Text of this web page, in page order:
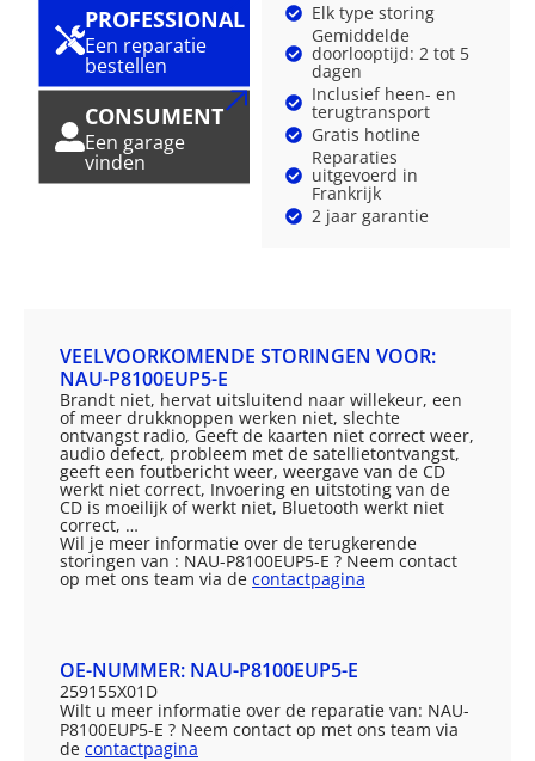
PROFESSIONAL
Een reparatie
bestellen
CONSUMENT
Een garage
vinden
Elk type storing
Gemiddelde
doorlooptijd: 2 tot 5
dagen
Inclusief heen- en
terugtransport
Gratis hotline
Reparaties
uitgevoerd in
Frankrijk
2 jaar garantie
VEELVOORKOMENDE STORINGEN VOOR:
NAU-P8100EUP5-E
Brandt niet, hervat uitsluitend naar willekeur, een
of meer drukknoppen werken niet, slechte
ontvangst radio, Geeft de kaarten niet correct weer,
audio defect, probleem met de satellietontvangst,
geeft een foutbericht weer, weergave van de CD
werkt niet correct, Invoering en uitstoting van de
CD is moeilijk of werkt niet, Bluetooth werkt niet
correct, …
Wil je meer informatie over de terugkerende
storingen van : NAU-P8100EUP5-E ? Neem contact
op met ons team via de contactpagina
OE-NUMMER: NAU-P8100EUP5-E
259155X01D
Wilt u meer informatie over de reparatie van: NAU-
P8100EUP5-E ? Neem contact op met ons team via
de contactpagina